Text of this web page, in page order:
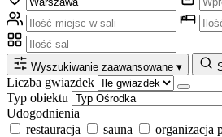
Wyszukiwanie zaawansowane ▾
Liczba gwiazdek
Typ obiektu
Udogodnienia
restauracja
sauna organizacja